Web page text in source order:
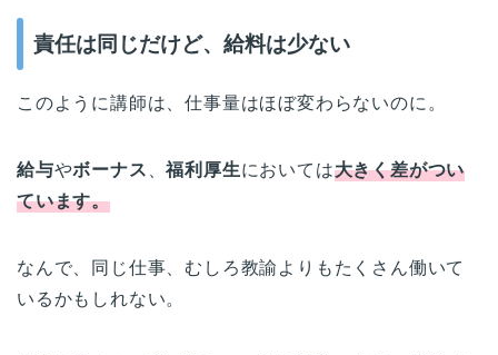
責任は同じだけど、給料は少ない
このように講師は、仕事量はほぼ変わらないのに。
給与やボーナス 、福利厚生においては大きく差がつい
ています。
なんで、同じ仕事、むしろ教諭よりもたくさん働いて
いるかもしれない。